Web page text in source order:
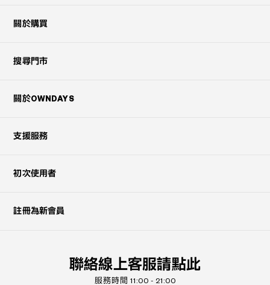
關於購買
搜尋門市
關於OWNDAYS
支援服務
初次使用者
註冊為新會員
聯絡線上客服請點此
服務時間 11:00 - 21:00